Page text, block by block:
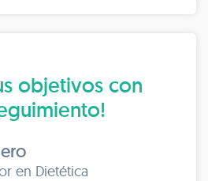
objetivos con
en Dietética